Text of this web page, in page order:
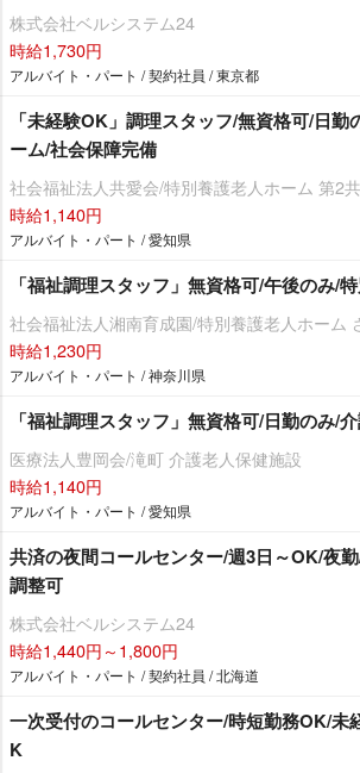
株式会社ベルシステム24
時給1,730円
アルバイト・パート / 契約社員 / 東京都
「未経験OK」調理スタッフ/無資格可/日
ーム/社会保障完備
社会福祉法人共愛会/特別養護老人ホーム 第2
時給1,140円
アルバイト・パート / 愛知県
「福祉調理スタッフ」無資格可/午後のみ/
社会福祉法人湘南育成園/特別養護老人ホーム
時給1,230円
アルバイト・パート / 神奈川県
「福祉調理スタッフ」無資格可/日勤のみ/
医療法人豊岡会/滝町 介護老人保健施設
時給1,140円
アルバイト・パート / 愛知県
共済の夜間コールセンター/週3日～OK/夜
調整可
株式会社ベルシステム24
時給1,440円～1,800円
アルバイト・パート / 契約社員 / 北海道
一次受付のコールセンター/時短勤務OK/未
K